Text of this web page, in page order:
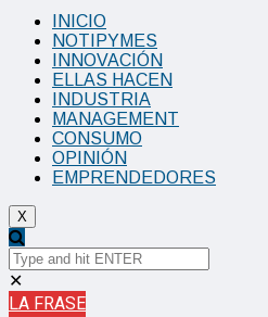
INICIO
NOTIPYMES
INNOVACIÓN
ELLAS HACEN
INDUSTRIA
MANAGEMENT
CONSUMO
OPINIÓN
EMPRENDEDORES
X
✕
LA FRASE